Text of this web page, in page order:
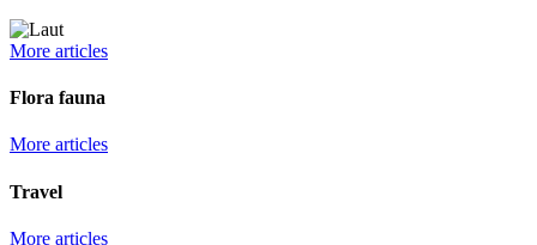
More articles
Flora fauna
More articles
Travel
More articles